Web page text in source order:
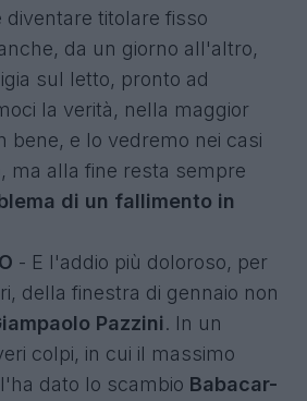
diventare titolare fisso
da un giorno all'altro,
sul letto, pronto ad
la verità, nella maggior
bene, e lo vedremo nei casi
ma alla fine resta sempre
di un fallimento in
- E l'addio più doloroso, per
della finestra di gennaio non
Pazzini. In un
colpi, in cui il massimo
dato lo scambio Babacar-